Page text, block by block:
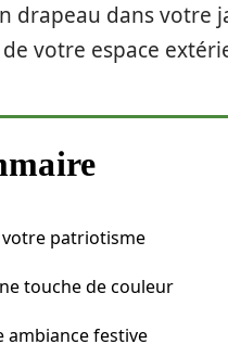
drapeau dans
de votre espace
votre patriotisme
touche de couleur
ambiance festive